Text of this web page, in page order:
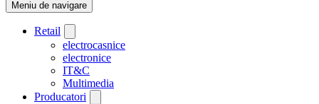
Meniu de navigare
Retail
electrocasnice
electronice
IT&C
Multimedia
Producatori